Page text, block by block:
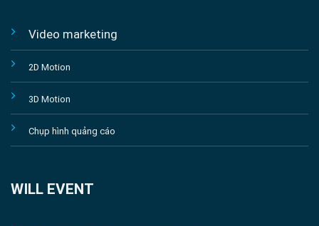
Video marketing
2D Motion
3D Motion
Chụp hình quảng cáo
WILL EVENT